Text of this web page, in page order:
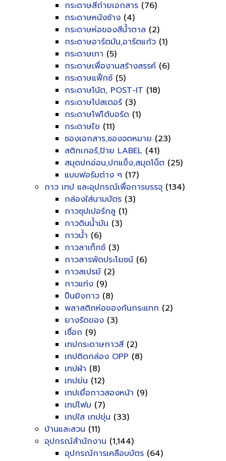
กระดาษสีถ่ายเอกสาร (76)
กระดาษหนังช้าง (4)
กระดาษห่อของสีน้ำตาล (2)
กระดาษอาร์ตมัน,อาร์ตแก้ว (1)
กระดาษเทา (5)
กระดาษเพื่องานสร้างสรรค์ (6)
กระดาษแฟ็กซ์ (5)
กระดาษโน้ต, POST-IT (18)
กระดาษโปสเตอร์ (3)
กระดาษโฟโต้บอร์ด (1)
กระดาษไข (11)
ซองเอกสาร,ซองจดหมาย (23)
สติกเกอร์,ป้าย LABEL (41)
สมุดปกอ่อน,ปกแข็ง,สมุดโน็ต (25)
แบบฟอร์มต่าง ๆ (17)
กาว เทป และอุปกรณ์เพื่อการบรรจุ (134)
กล่องใส่นามบัตร (3)
กาวซุปเปอร์กลู (1)
กาวดินน้ำมัน (3)
กาวน้ำ (6)
กาวลาเท็กซ์ (3)
กาวสารพัดประโยชน์ (6)
กาวสเปรย์ (2)
กาวแท่ง (9)
ปืนยิงกาว (8)
พลาสติกห่อของกันกระแทก (2)
ยางรัดของ (3)
เชื่อก (9)
เทปกระดาษกาวสี (2)
เทปติดกล่อง OPP (8)
เทปผ้า (8)
เทปย่น (12)
เทปเยื่อกาวสองหน้า (9)
เทปโฟม (7)
เทปใส เทปขุ่น (33)
บ้านและสวน (11)
อุปกรณ์สำนักงาน (1,144)
อุปกรณ์การเคลือบบัตร (64)